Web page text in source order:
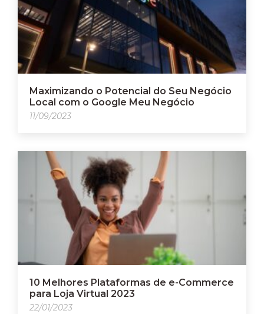
Maximizando o Potencial do Seu Negócio
Local com o Google Meu Negócio
11/09/2023
10 Melhores Plataformas de e-Commerce
para Loja Virtual 2023
22/01/2023